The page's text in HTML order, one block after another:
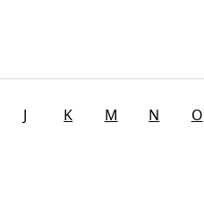
J K M N O